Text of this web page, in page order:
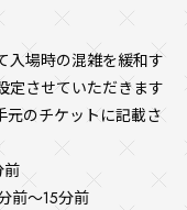
入場時の混雑を緩和す
定させていただきます
元のチケットに記載さ
前
前～15分前